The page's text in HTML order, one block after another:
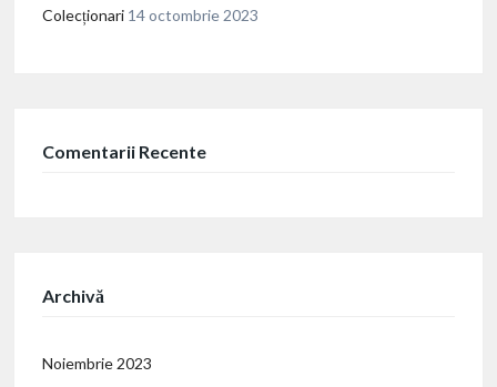
Colecționari 14 octombrie 2023
Comentarii Recente
Archivă
Noiembrie 2023